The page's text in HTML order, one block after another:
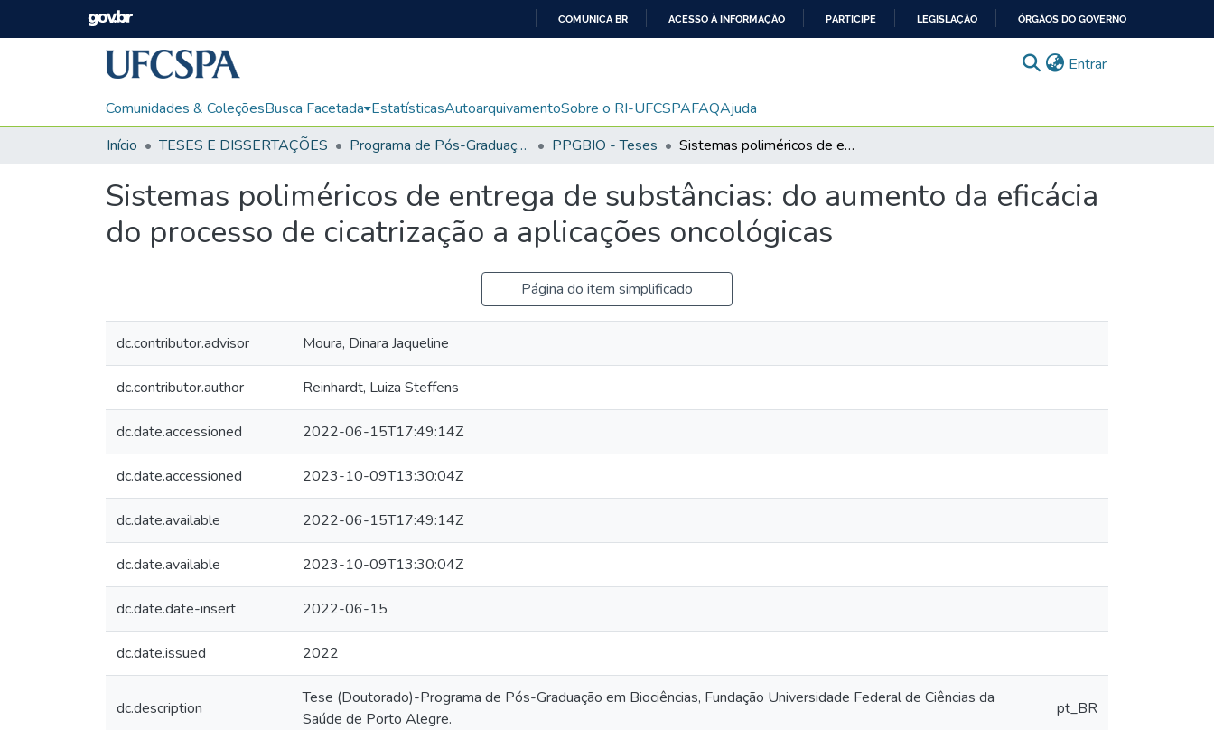
CONTEÚDO
COMUNICA BR ACESSO À INFORMAÇÃO PARTICIPE LEGISLAÇÃO ÓRGÃOS DO GOVERNO
Entrar(current)
Comunidades & ColeçõesBusca Facetada EstatísticasAutoarquivamentoSobre o RI-UFCSPAFAQAjuda
Início
TESES E DISSERTAÇÕES Programa de Pós-Graduação em Biociências PPGBIO - Teses Sistemas poliméricos de entrega de substâncias: do aumento da eficácia do processo de cicatrização a aplicações oncológicas
Sistemas poliméricos de entrega de substâncias: do aumento da eficácia
do processo de cicatrização a aplicações oncológicas
Página do item simplificado
dc.contributor.advisor Moura, Dinara Jaqueline
dc.contributor.author Reinhardt, Luiza Steffens
dc.date.accessioned 2022-06-15T17:49:14Z
dc.date.accessioned 2023-10-09T13:30:04Z
dc.date.available 2022-06-15T17:49:14Z
dc.date.available 2023-10-09T13:30:04Z
dc.date.date-insert 2022-06-15
dc.date.issued 2022
dc.description
Tese (Doutorado)-Programa de Pós-Graduação em Biociências, Fundação Universidade Federal de Ciências da
Saúde de Porto Alegre.
pt_BR